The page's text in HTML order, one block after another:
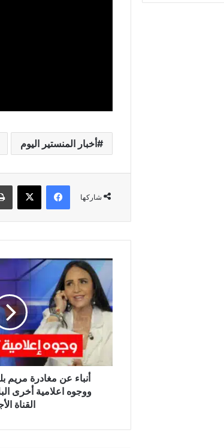
أخبار المنستير اليوم
شاركها
فيسبوك ‫X
أنباء
مغادرة
مريم
بلقاضي
أمين
ووجوه
اعلامية
العمل
أنباء عن مغادرة مريم
ووجوه اعلامية أخرى
القناة